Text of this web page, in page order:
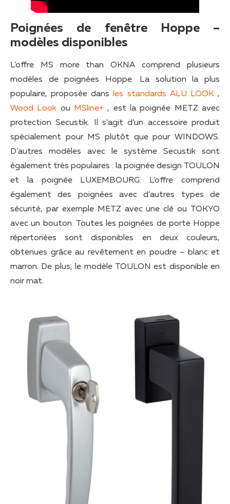
Poignées de fenêtre Hoppe –
modèles disponibles
L’offre MS more than OKNA comprend plusieurs
modèles de poignées Hoppe. La solution la plus
populaire, proposée dans
les standards ALU LOOK,
Wood Look ou MSline+ , est la poignée METZ avec
protection Secustik. Il s’agit d’un accessoire produit
spécialement pour MS plutôt que pour WINDOWS.
D’autres modèles avec le système Secustik sont
également très populaires : la poignée design TOULON
et la poignée LUXEMBOURG. L’offre comprend
également des poignées avec d’autres types de
sécurité, par exemple METZ avec une clé ou TOKYO
avec un bouton. Toutes les poignées de porte Hoppe
répertoriées sont disponibles en deux couleurs,
obtenues grâce au revêtement en poudre – blanc et
marron. De plus, le modèle TOULON est disponible en
noir mat.